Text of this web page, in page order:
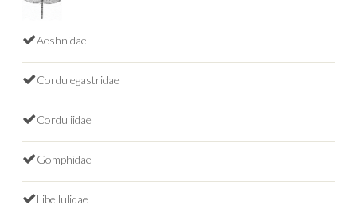
Aeshnidae
Cordulegastridae
Corduliidae
Gomphidae
Libellulidae